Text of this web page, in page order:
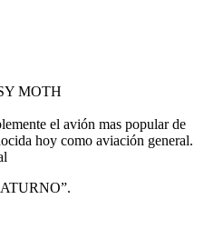
MOTH
el avión mas popular de
hoy como aviación general.